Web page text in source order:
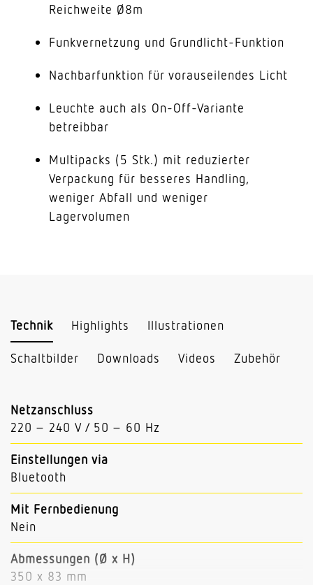
Reichweite Ø8m
Funkvernetzung und Grundlicht-Funktion
Nachbarfunktion für vorauseilendes Licht
Leuchte auch als On-Off-Variante
betreibbar
Multipacks (5 Stk.) mit reduzierter
Verpackung für besseres Handling,
weniger Abfall und weniger
Lagervolumen
Technik Highlights Illustrationen
Schaltbilder Downloads Videos Zubehör
Netzanschluss
220 – 240 V / 50 – 60 Hz
Einstellungen via
Bluetooth
Mit Fernbedienung
Nein
Abmessungen (Ø x H)
350 x 83 mm